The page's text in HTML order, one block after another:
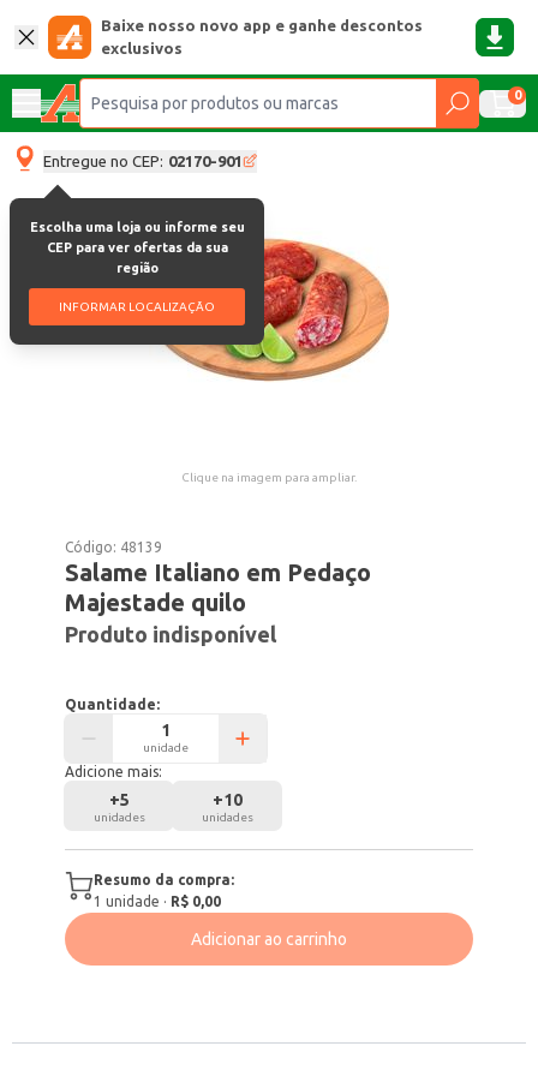
Baixe nosso novo app e ganhe descontos
exclusivos
0
Entregue no CEP: 02170-901
Escolha uma loja ou informe seu
CEP para ver ofertas da sua
região
INFORMAR LOCALIZAÇÃO
Clique na imagem para ampliar.
Código: 48139
Salame Italiano em Pedaço
Majestade quilo
Produto indisponível
Quantidade:
unidade
Adicione mais:
+5
unidades
+10
unidades
Resumo da compra:
1 unidade · R$ 0,00
Adicionar ao carrinho